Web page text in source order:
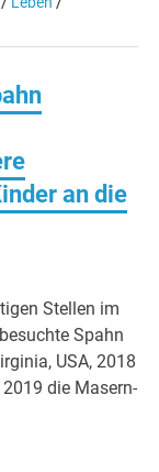
an die
Stellen im
Spahn
USA, 2018
die Masern-